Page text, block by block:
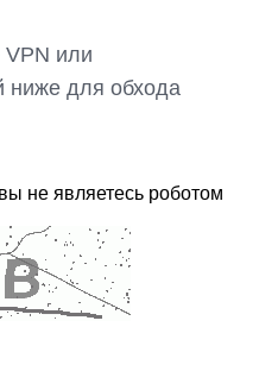
VPN или
ниже для обхода
не являетесь роботом